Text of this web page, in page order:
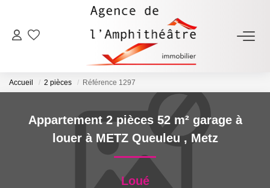
ACHETER
LOUER
ESTIMER
FAIRE GÉRER
Accueil 2 pièces Référence 1297
Appartement 2 pièces 52 m² garage à
louer à METZ Queuleu, Metz
Loué